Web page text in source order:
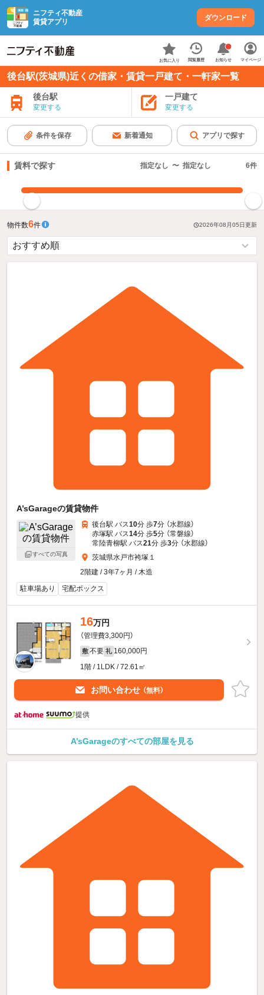
ニフティ不動産
賃貸アプリ
ダウンロード
お気に入り 閲覧履歴 お知らせ マイページ
後台駅(茨城県)近くの借家・賃貸一戸建て・一軒家一覧
後台駅
変更する
一戸建て
変更する
条件を保存 新着通知 アプリで探す
賃料で探す 指定なし 〜 指定なし 6件
物件数6件 2026年08月05日更新
A’sGarageの賃貸物件
すべての写真
後台駅 バス10分 歩7分 （水郡線）
赤塚駅 バス14分 歩5分 （常磐線）
常陸青柳駅 バス21分 歩3分 （水郡線）
茨城県水戸市袴塚１
2階建 / 3年7ヶ月 / 木造
駐車場あり
宅配ボックス
16万円
（管理費3,300円）
敷 不要 礼 160,000円
1階 / 1LDK / 72.61㎡
お問い合わせ （無料）
提供
A’sGarageのすべての部屋を見る